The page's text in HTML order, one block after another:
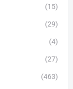
(15)
(29)
(4)
(27)
(463)